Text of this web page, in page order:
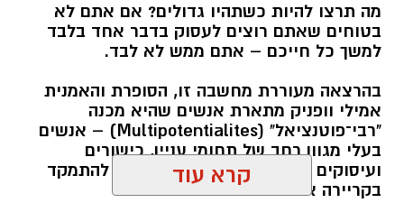
מה תרצו להיות כשתהיו גדולים? אם אתם לא
בטוחים שאתם רוצים לעסוק בדבר אחד בלבד
למשך כל חייכם – אתם ממש לא לבד.
בהרצאה מעוררת מחשבה זו, הסופרת והאמנית
אמילי וופניק מתארת אנשים שהיא מכנה
"רבי־פוטנציאל" (Multipotentialites) – אנשים
בעלי מגוון רחב של תחומי עניין, כישורים
ועיסוקים שונים לאורך חייהם, במקום להתמקד
בקריירה אחת בלבד.
קרא עוד